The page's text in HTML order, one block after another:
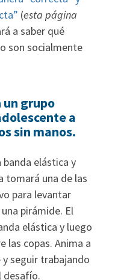
(esta página
a saber qué
son socialmente
un grupo
a
sin manos.
elástica y
tomará una de las
para levantar
pirámide. El
elástica y luego
las copas. Anima a
seguir trabajando
desafío.